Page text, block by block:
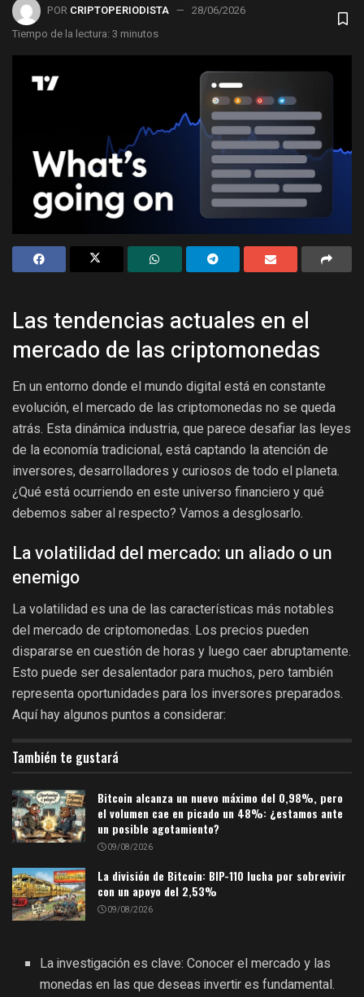
POR CRIPTOPERIODISTA
28/06/2026
Tiempo de la lectura: 3 minutos
Las tendencias actuales en el
mercado de las criptomonedas
En un entorno donde el mundo digital está en constante
evolución, el mercado de las criptomonedas no se queda
atrás. Esta dinámica industria, que parece desafiar las leyes
de la economía tradicional, está captando la atención de
inversores, desarrolladores y curiosos de todo el planeta.
¿Qué está ocurriendo en este universo financiero y qué
debemos saber al respecto? Vamos a desglosarlo.
La volatilidad del mercado: un aliado o un
enemigo
La volatilidad es una de las características más notables
del mercado de criptomonedas. Los precios pueden
dispararse en cuestión de horas y luego caer abruptamente.
Esto puede ser desalentador para muchos, pero también
representa oportunidades para los inversores preparados.
Aquí hay algunos puntos a considerar:
También te gustará
Bitcoin alcanza un nuevo máximo del 0,98%, pero
el volumen cae en picado un 48%: ¿estamos ante
un posible agotamiento?
09/08/2026
La división de Bitcoin: BIP-110 lucha por sobrevivir
con un apoyo del 2,53%
09/08/2026
La investigación es clave: Conocer el mercado y las
monedas en las que deseas invertir es fundamental.